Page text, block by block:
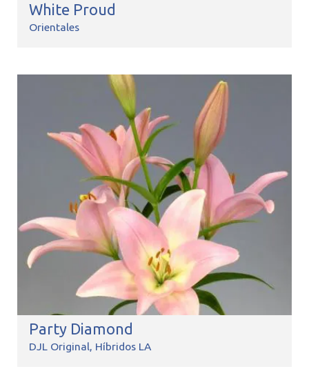
White Proud
Orientales
Party Diamond
DJL Original Híbridos LA